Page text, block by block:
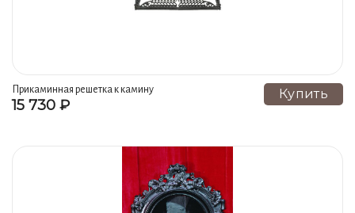
Прикаминная решетка к камину
лебедь к-12
15 730 ₽
Купить